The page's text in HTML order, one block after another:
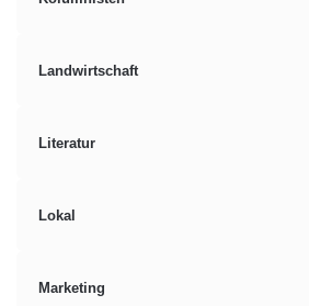
Landwirtschaft
Literatur
Lokal
Marketing